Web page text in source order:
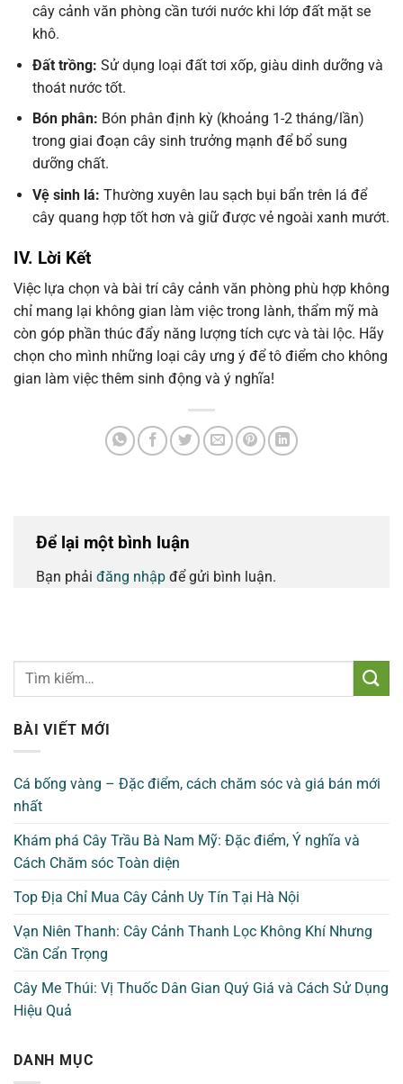
cây cảnh văn phòng cần tưới nước khi lớp đất mặt se
khô.
Đất trồng: Sử dụng loại đất tơi xốp, giàu dinh dưỡng và
thoát nước tốt.
Bón phân: Bón phân định kỳ (khoảng 1-2 tháng/lần)
trong giai đoạn cây sinh trưởng mạnh để bổ sung
dưỡng chất.
Vệ sinh lá: Thường xuyên lau sạch bụi bẩn trên lá để
cây quang hợp tốt hơn và giữ được vẻ ngoài xanh mướt.
IV. Lời Kết
Việc lựa chọn và bài trí cây cảnh văn phòng phù hợp không
chỉ mang lại không gian làm việc trong lành, thẩm mỹ mà
còn góp phần thúc đẩy năng lượng tích cực và tài lộc. Hãy
chọn cho mình những loại cây ưng ý để tô điểm cho không
gian làm việc thêm sinh động và ý nghĩa!
Để lại một bình luận
Bạn phải đăng nhập để gửi bình luận.
BÀI VIẾT MỚI
Cá bống vàng – Đặc điểm, cách chăm sóc và giá bán mới
nhất
Khám phá Cây Trầu Bà Nam Mỹ: Đặc điểm, Ý nghĩa và
Cách Chăm sóc Toàn diện
Top Địa Chỉ Mua Cây Cảnh Uy Tín Tại Hà Nội
Vạn Niên Thanh: Cây Cảnh Thanh Lọc Không Khí Nhưng
Cần Cẩn Trọng
Cây Me Thúi: Vị Thuốc Dân Gian Quý Giá và Cách Sử Dụng
Hiệu Quả
DANH MỤC